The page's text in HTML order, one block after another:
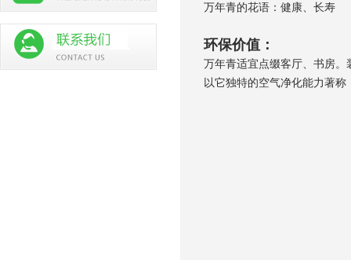
万年青的花语：健康、长寿
环保价值：
万年青适宜点缀客厅、书房
以它独特的空气净化能力著